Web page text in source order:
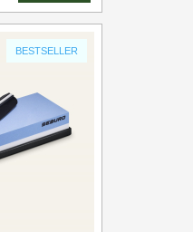
BESTSELLER